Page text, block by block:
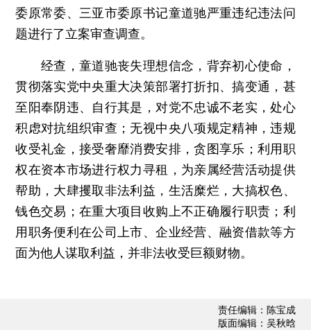
委原常委、三亚市委原书记童道驰严重违纪违法问
题进行了立案审查调查。
经查，童道驰丧失理想信念，背弃初心使命，
贯彻落实党中央重大决策部署打折扣、搞变通，甚
至阳奉阴违、自行其是，对党不忠诚不老实，处心
积虑对抗组织审查；无视中央八项规定精神，违规
收受礼金，接受奢靡消费安排，贪图享乐；利用职
权在资本市场进行权力寻租，为亲属经营活动提供
帮助，大肆攫取非法利益，生活糜烂，大搞权色、
钱色交易；在重大项目收购上不正确履行职责；利
用职务便利在公司上市、企业经营、融资借款等方
面为他人谋取利益，并非法收受巨额财物。
责任编辑：陈宝成
版面编辑：吴秋晗